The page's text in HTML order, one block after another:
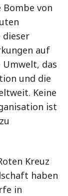
von
auf
Umwelt, das
und die
Keine
ist
Kreuz
haben
in